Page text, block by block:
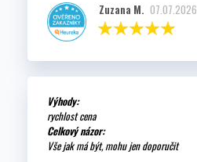
Zuzana M. 07.07.2026
Výhody:
rychlost cena
Celkový názor:
Vše jak má být, mohu jen doporučit